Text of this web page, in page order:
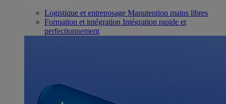
Logistique et entreposage Manutention mains libres
Formation et intégration Intégration rapide et
perfectionnement